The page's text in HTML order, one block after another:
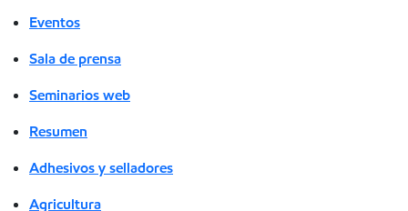
Eventos
Sala de prensa
Seminarios web
Resumen
Adhesivos y selladores
Agricultura